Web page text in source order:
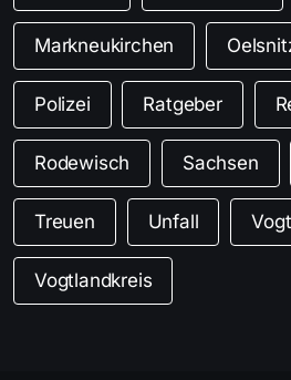
Markneukirchen
Polizei Ratgeber
Rodewisch Sachsen
Treuen Unfall
Vogtlandkreis